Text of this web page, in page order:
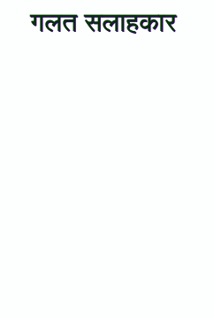
गलत सलाहकार